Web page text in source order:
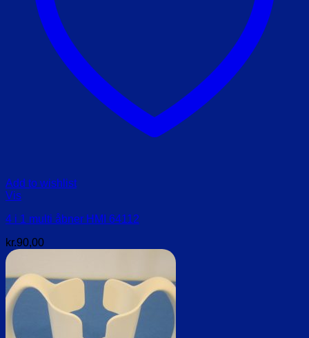
Add to wishlist
Vis
4 i 1 multi åbner HMI 64112
kr.90,00